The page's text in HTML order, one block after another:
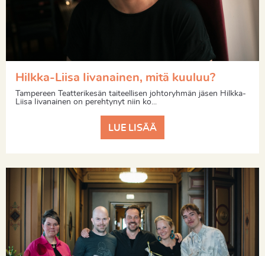
Hilkka-Liisa Iivanainen, mitä kuuluu?
Tampereen Teatterikesän taiteellisen johtoryhmän jäsen Hilkka-
Liisa Iivanainen on perehtynyt niin ko...
LUE LISÄÄ